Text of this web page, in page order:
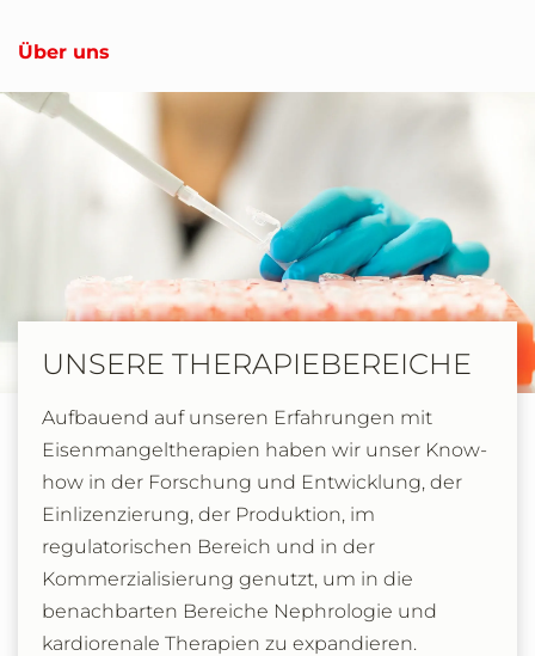
Über uns
UNSERE THERAPIEBEREICHE
Aufbauend auf unseren Erfahrungen mit
Eisenmangeltherapien haben wir unser Know-
how in der Forschung und Entwicklung, der
Einlizenzierung, der Produktion, im
regulatorischen Bereich und in der
Kommerzialisierung genutzt, um in die
benachbarten Bereiche Nephrologie und
kardiorenale Therapien zu expandieren.